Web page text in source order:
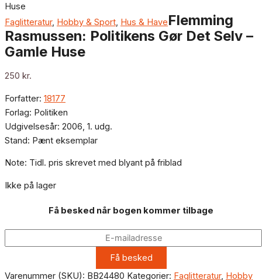
Huse
Faglitteratur, Hobby & Sport, Hus & HaveFlemming
Rasmussen: Politikens Gør Det Selv –
Gamle Huse
250 kr.
Forfatter: 18177
Forlag: Politiken
Udgivelsesår: 2006, 1. udg.
Stand: Pænt eksemplar
Note: Tidl. pris skrevet med blyant på friblad
Ikke på lager
Få besked når bogen kommer tilbage
Varenummer (SKU): BB24480 Kategorier: Faglitteratur, Hobby